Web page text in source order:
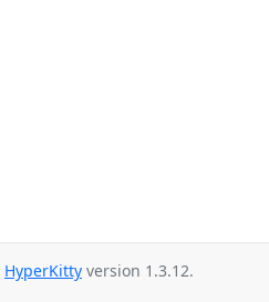
HyperKitty version 1.3.12.